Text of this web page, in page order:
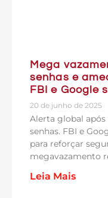
Mega
senhas e
FBI e Google
20 de junho de 2025
Alerta global após
senhas. FBI e
para reforçar
megavazamento
Leia Mais